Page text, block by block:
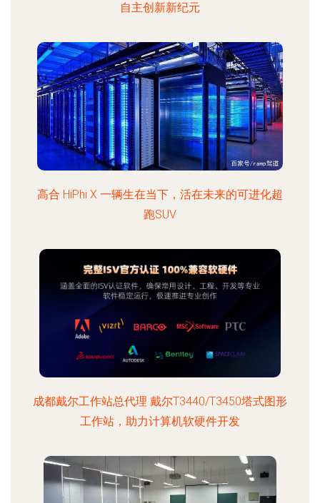
自主创新新纪元
高合 HiPhi X 一辆生在当下，活在未来的可进化超
跑SUV
成都戴尔工作站总代理 戴尔T3440/T3450塔式图形
工作站，助力计算机软硬件开发